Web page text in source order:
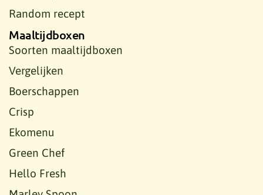
Random recept
Maaltijdboxen
Soorten maaltijdboxen
Vergelijken
Boerschappen
Crisp
Ekomenu
Green Chef
Hello Fresh